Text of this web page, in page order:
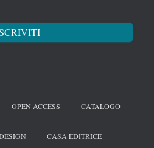
OPEN ACCESS CATALOGO
CASA EDITRICE